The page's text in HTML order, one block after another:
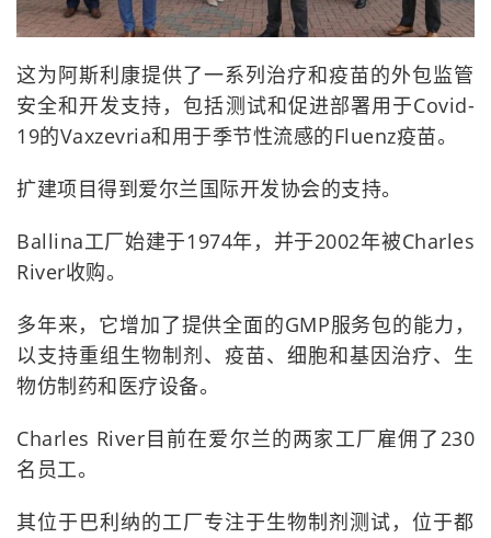
这为阿斯利康提供了一系列治疗和疫苗的外包监管
安全和开发支持，包括测试和促进部署用于Covid-
19的Vaxzevria和用于季节性流感的Fluenz疫苗。
扩建项目得到爱尔兰国际开发协会的支持。
Ballina工厂始建于1974年，并于2002年被Charles
River收购。
多年来，它增加了提供全面的GMP服务包的能力，
以支持重组生物制剂、疫苗、细胞和基因治疗、生
物仿制药和医疗设备。
Charles River目前在爱尔兰的两家工厂雇佣了230
名员工。
其位于巴利纳的工厂专注于生物制剂测试，位于都